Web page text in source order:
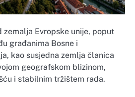
zemalja Evropske unije, poput
građanima Bosne i
kao susjedna zemlja članica
geografskom blizinom,
i stabilnim tržištem rada.